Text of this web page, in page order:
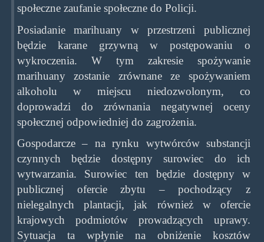
społeczne zaufanie społeczne do Policji.
Posiadanie marihuany w przestrzeni publicznej
będzie karane grzywną w postępowaniu o
wykroczenia. W tym zakresie spożywanie
marihuany zostanie zrównane ze spożywaniem
alkoholu w miejscu niedozwolonym, co
doprowadzi do zrównania negatywnej oceny
społecznej odpowiedniej do zagrożenia.
Gospodarcze – na rynku wytwórców substancji
czynnych będzie dostępny surowiec do ich
wytwarzania. Surowiec ten będzie dostępny w
publicznej ofercie zbytu – pochodzący z
nielegalnych plantacji, jak również w ofercie
krajowych podmiotów prowadzących uprawy.
Sytuacja ta wpłynie na obniżenie kosztów